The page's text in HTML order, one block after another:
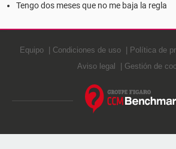
Tengo dos meses que no me baja la regla
Equipo Condiciones de uso Política de
Aviso legal
Gestión de